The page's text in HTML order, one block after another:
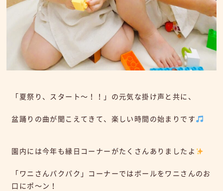
「夏祭り、スタート～！！」の元気な掛け声と共に、
盆踊りの曲が聞こえてきて、楽しい時間の始まりです
園内には今年も縁日コーナーがたくさんありましたよ
「ワニさんパクパク」コーナーではボールをワニさんのお
口にポ～ン！